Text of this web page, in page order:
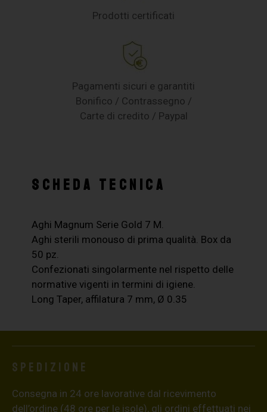
Prodotti certificati
Pagamenti sicuri e garantiti
Bonifico / Contrassegno /
Carte di credito / Paypal
SCHEDA TECNICA
Aghi Magnum Serie Gold 7 M.
Aghi sterili monouso di prima qualità. Box da
50 pz.
Confezionati singolarmente nel rispetto delle
normative vigenti in termini di igiene.
Long Taper, affilatura 7 mm, Ø 0.35
Spedizione
Consegna in 24 ore lavorative dal ricevimento
dell’ordine (48 ore per le isole), gli ordini effettuati nei